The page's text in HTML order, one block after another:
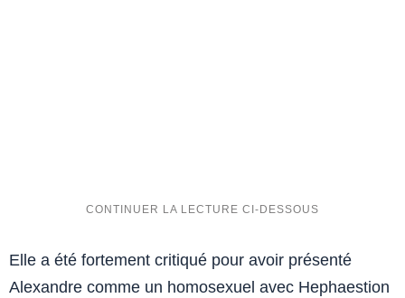
Elle a été fortement critiqué pour avoir présenté
Alexandre comme un homosexuel avec Hephaestion